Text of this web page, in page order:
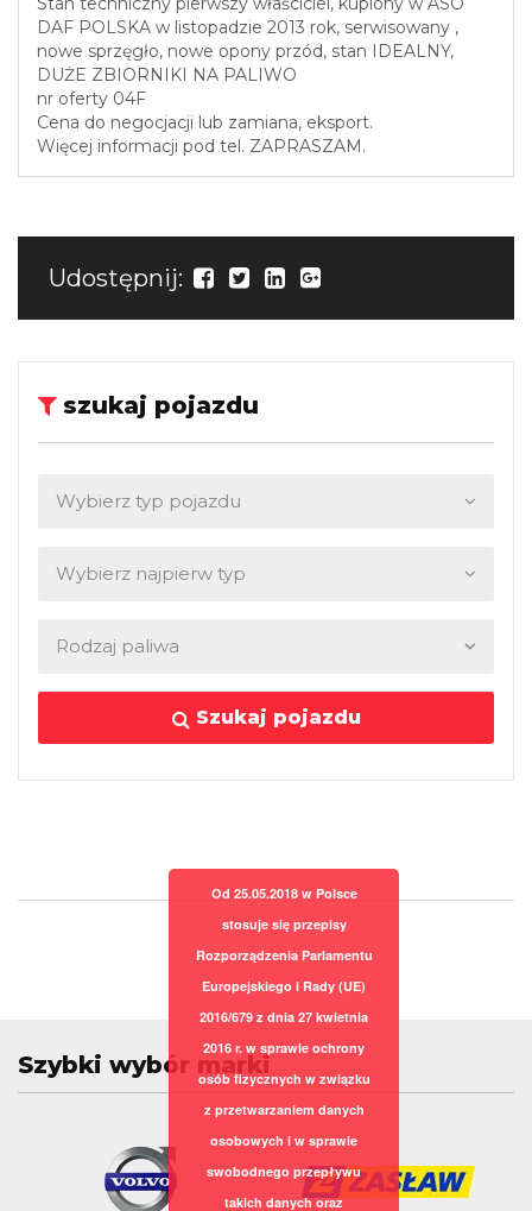
DAF POLSKA w listopadzie 2013 rok, serwisowany ,
nowe sprzęgło, nowe opony przód, stan IDEALNY,
DUŻE ZBIORNIKI NA PALIWO
nr oferty 04F
Cena do negocjacji lub zamiana, eksport.
Więcej informacji pod tel. ZAPRASZAM.
Udostępnij:
szukaj pojazdu
Szukaj pojazdu
Szybki wybór marki
Od 25.05.2018 w Polsce
stosuje się przepisy
Rozporządzenia Parlamentu
Europejskiego i Rady (UE)
2016/679 z dnia 27 kwietnia
2016 r. w sprawie ochrony
osób fizycznych w związku
z przetwarzaniem danych
osobowych i w sprawie
swobodnego przepływu
takich danych oraz